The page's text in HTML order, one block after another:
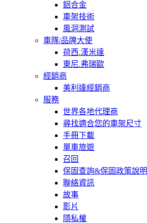
鋁合金
車架技術
風洞測試
車隊/品牌大使
荷西.漢米達
東尼.弗瑞歐
經銷商
美利達經銷商
服務
世界各地代理商
尋找適合您的車架尺寸
手冊下載
單車旅遊
召回
保固查詢&保固政策說明
聯絡資訊
故事
影片
隱私權